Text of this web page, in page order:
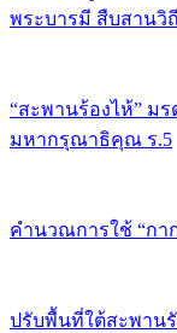
พระบารมี สืบสานวิ
“สะพานร้องไห้” ม
มหากรุณาธิคุณ ร.5
คำนวณการใช้ “กาก
ปรับพื้นที่ใต้สะพาน